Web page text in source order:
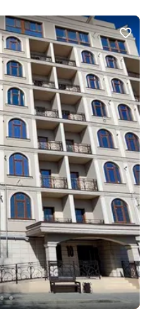
підземний паркінг.
автономної дахової
опалювальними
температури.
послуг, безшумні